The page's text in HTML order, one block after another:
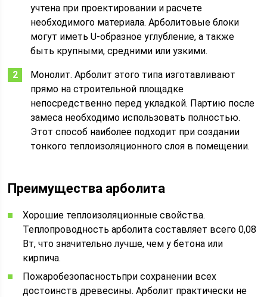
учтена при проектировании и расчете
необходимого материала. Арболитовые блоки
могут иметь U-образное углубление, а также
быть крупными, средними или узкими.
Монолит. Арболит этого типа изготавливают
прямо на строительной площадке
непосредственно перед укладкой. Партию после
замеса необходимо использовать полностью.
Этот способ наиболее подходит при создании
тонкого теплоизоляционного слоя в помещении.
Преимущества арболита
Хорошие теплоизоляционные свойства.
Теплопроводность арболита составляет всего 0,08
Вт, что значительно лучше, чем у бетона или
кирпича.
Пожаробезопасностьпри сохранении всех
достоинств древесины. Арболит практически не